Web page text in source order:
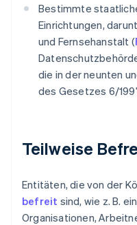
Bestimmte
Einrichtungen,
und Fernsehanstalt (
die in der neunten
des Gesetzes 6/
Teilweise
Entitäten, die von der
befreit sind, wie z. B.
Organisationen,